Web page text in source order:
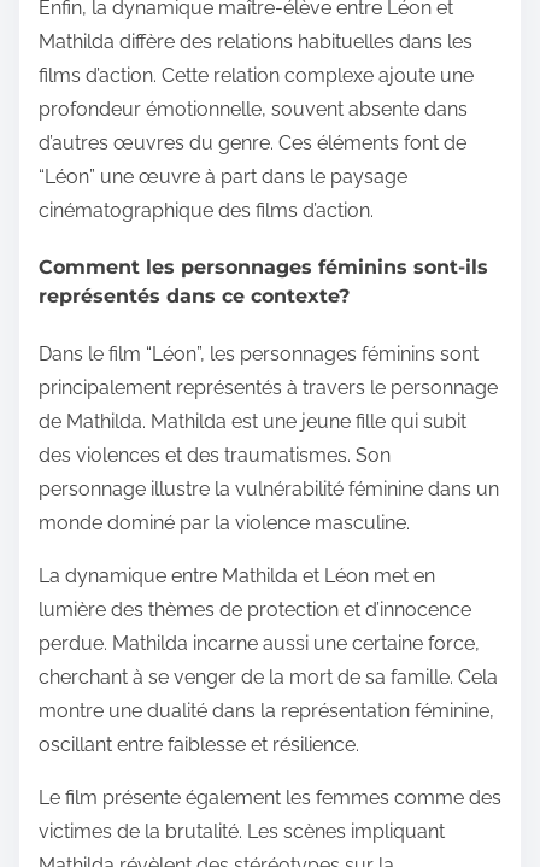
Enfin, la dynamique maître-élève entre Léon et
Mathilda diffère des relations habituelles dans les
films d’action. Cette relation complexe ajoute une
profondeur émotionnelle, souvent absente dans
d’autres œuvres du genre. Ces éléments font de
“Léon” une œuvre à part dans le paysage
cinématographique des films d’action.
Comment les personnages féminins sont-ils
représentés dans ce contexte?
Dans le film “Léon”, les personnages féminins sont
principalement représentés à travers le personnage
de Mathilda. Mathilda est une jeune fille qui subit
des violences et des traumatismes. Son
personnage illustre la vulnérabilité féminine dans un
monde dominé par la violence masculine.
La dynamique entre Mathilda et Léon met en
lumière des thèmes de protection et d’innocence
perdue. Mathilda incarne aussi une certaine force,
cherchant à se venger de la mort de sa famille. Cela
montre une dualité dans la représentation féminine,
oscillant entre faiblesse et résilience.
Le film présente également les femmes comme des
victimes de la brutalité. Les scènes impliquant